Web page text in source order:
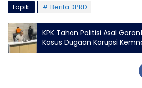
Topik:
Berita DPRD
KPK Tahan Politisi Asal
Kasus Dugaan Korupsi